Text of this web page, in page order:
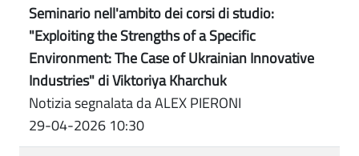
Seminario nell'ambito dei corsi di studio:
"Exploiting the Strengths of a Specific
Environment: The Case of Ukrainian Innovative
Industries" di Viktoriya Kharchuk
Notizia segnalata da ALEX PIERONI
29-04-2026 10:30